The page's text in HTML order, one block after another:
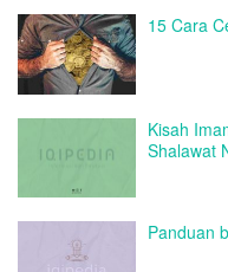
15 Cara
Kisah
Shalawat
Panduan